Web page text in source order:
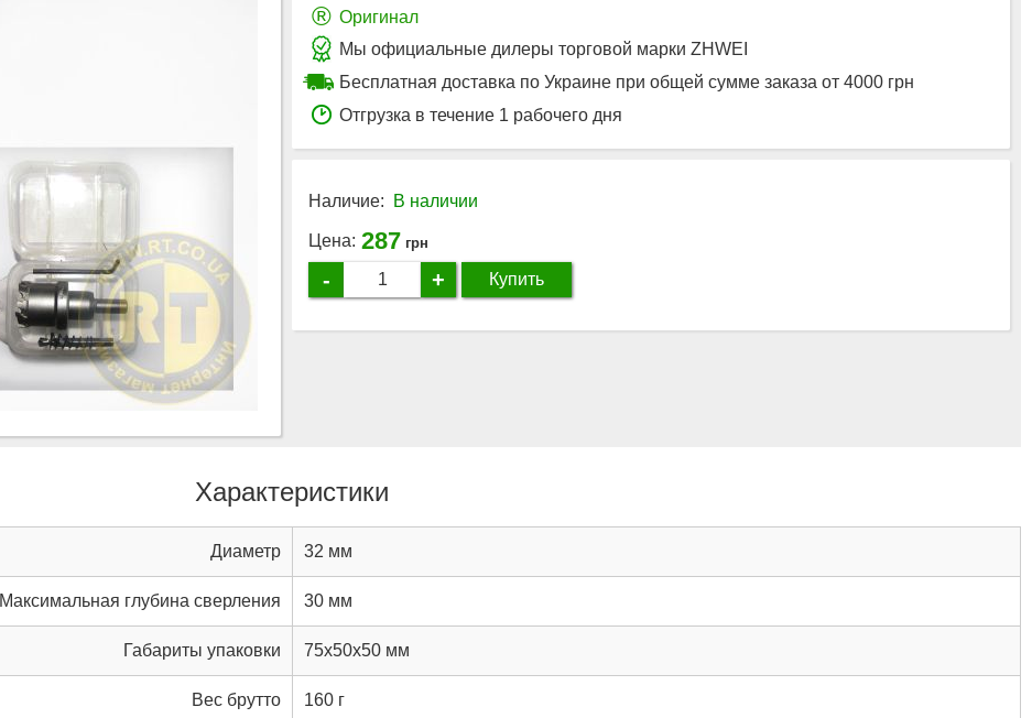
® Оригинал
Мы официальные дилеры торговой марки ZHWEI
Бесплатная доставка по Украине при общей сумме заказа от 4000 грн
Отгрузка в течение 1 рабочего дня
Наличие: В наличии
Цена: 287 грн
- + Купить
Характеристики
Диаметр 32 мм
Максимальная глубина сверления 30 мм
Габариты упаковки 75x50x50 мм
Вес брутто 160 г